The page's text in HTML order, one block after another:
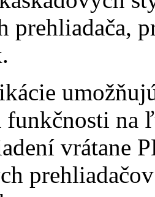
prehliadača,
funkčnosti
vrátane